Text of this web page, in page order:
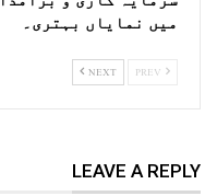
میں نمایاں بہتری۔
NEXT
LEAVE A REPLY